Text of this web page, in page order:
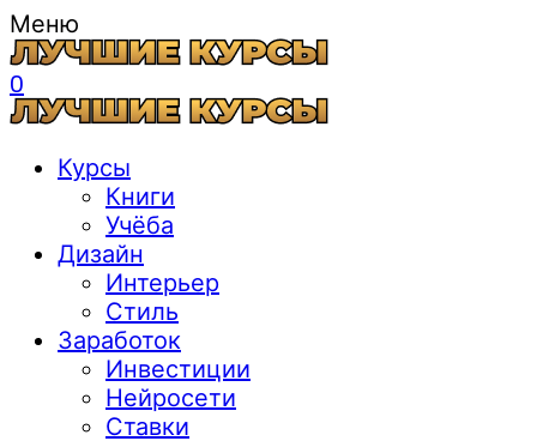
Меню
0
Курсы
Книги
Учёба
Дизайн
Интерьер
Стиль
Заработок
Инвестиции
Нейросети
Ставки